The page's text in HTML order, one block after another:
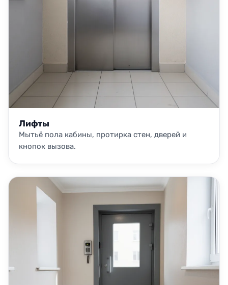
Лифты
Мытьё пола кабины, протирка стен, дверей и
кнопок вызова.